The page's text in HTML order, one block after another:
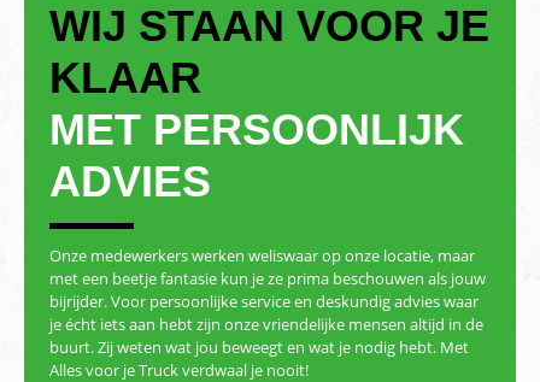
WIJ STAAN VOOR JE
KLAAR
MET PERSOONLIJK
ADVIES
Onze medewerkers werken weliswaar op onze locatie, maar
met een beetje fantasie kun je ze prima beschouwen als jouw
bijrijder. Voor persoonlijke service en deskundig advies waar
je écht iets aan hebt zijn onze vriendelijke mensen altijd in de
buurt. Zij weten wat jou beweegt en wat je nodig hebt. Met
Alles voor je Truck verdwaal je nooit!